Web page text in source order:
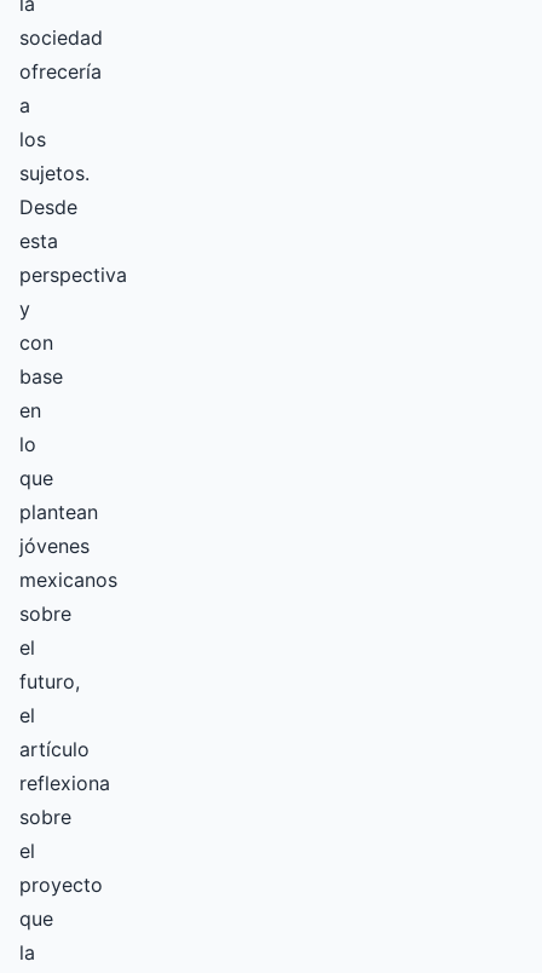
sociedad
ofrecería
a
los
sujetos.
Desde
esta
perspectiva
y
con
base
en
lo
que
plantean
jóvenes
mexicanos
sobre
el
futuro,
el
artículo
reflexiona
sobre
el
proyecto
que
la